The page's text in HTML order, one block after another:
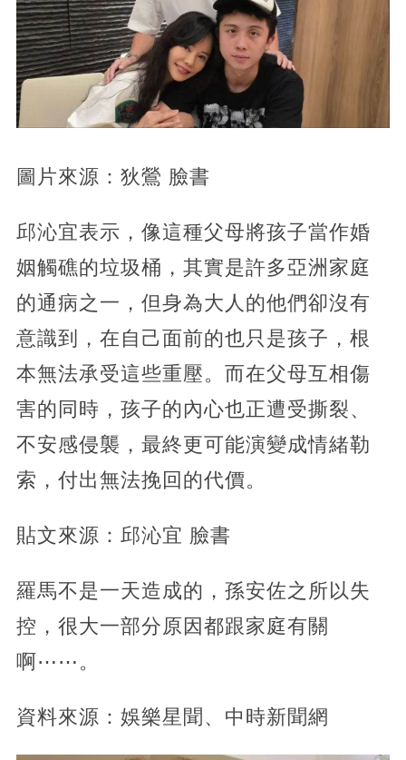
圖片來源：狄鶯 臉書
邱沁宜表示，像這種父母將孩子當作婚
姻觸礁的垃圾桶，其實是許多亞洲家庭
的通病之一，但身為大人的他們卻沒有
意識到，在自己面前的也只是孩子，根
本無法承受這些重壓。而在父母互相傷
害的同時，孩子的內心也正遭受撕裂、
不安感侵襲，最終更可能演變成情緒勒
索，付出無法挽回的代價。
貼文來源：邱沁宜 臉書
羅馬不是一天造成的，孫安佐之所以失
控，很大一部分原因都跟家庭有關
啊⋯⋯。
資料來源：娛樂星聞、中時新聞網